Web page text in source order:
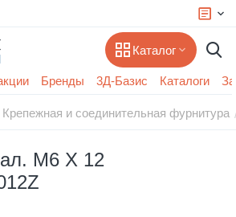
Каталог
Бренды 3Д-Базис Каталоги
Крепежная и соединительная фурнитура
М6 Х 12